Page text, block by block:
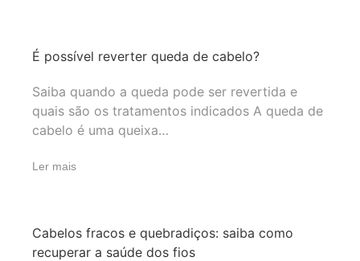
É possível reverter queda de cabelo?
Saiba quando a queda pode ser revertida e
quais são os tratamentos indicados A queda de
cabelo é uma queixa…
Ler mais
Cabelos fracos e quebradiços: saiba como
recuperar a saúde dos fios